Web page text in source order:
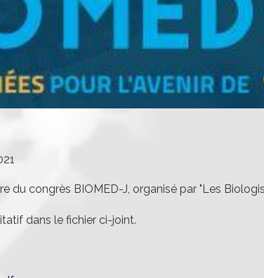
du congrès BIOMED-J, organisé par "Les
dans le fichier ci-joint.